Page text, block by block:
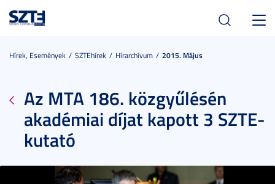
Hírek, Események SZTEhírek Hírarchívum 2015. Május
Az MTA 186. közgyűlésén
akadémiai díjat kapott 3 SZTE-
kutató